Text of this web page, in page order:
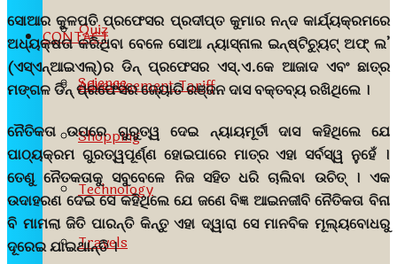
CONTACT
Advertisement Tariff
Quiz
Science
Shopping
Technology
Travels
ସୋଆର କୁଳପତି ପ୍ରଫେସର ପ୍ରଦୀପ୍ତ କୁମାର ନନ୍ଦ କାର୍ଯ୍ୟକ୍ରମରେ
ଅଧ୍ୟକ୍ଷତା କରିଥିବା ବେଳେ ସୋଆ ନ୍ୟାସ୍ନାଲ ଇନ୍ଷ୍ଟିଚ୍ୟୁଟ୍ ଅଫ୍ ଲ’
(ଏସ୍ଏନ୍ଆଇଏଲ୍)ର ଡିନ୍ ପ୍ରଫେସର ଏସ୍.ଏ.କେ ଆଜାଦ ଏବଂ ଛାତ୍ର
ମଙ୍ଗଳ ଡିନ୍ ପ୍ରଫେସର ଜ୍ୟୋତି ରଞ୍ଜନ ଦାସ ବକ୍ତବ୍ୟ ରଖିଥିଲେ ।
ନୈତିକତା ଉପରେ ଗୁରୁତ୍ୱ ଦେଇ ନ୍ୟାୟମୂର୍ତୀ ଦାସ କହିଥିଲେ ଯେ
ପାଠ୍ୟକ୍ରମ ଗୁରତ୍ୱପୂର୍ଣ୍ଣ ହୋଇପାରେ ମାତ୍ର ଏହା ସର୍ବସ୍ୱ ନୁହେଁ ।
ତେଣୁ ନୈତକତାକୁ ସବୁବେଳେ ନିଜ ସହିତ ଧରି ଚାଲିବା ଉଚିତ୍ । ଏକ
ଉଦାହରଣ ଦେଇ ସେ କହିଥିଲେ ଯେ ଜଣେ ବିଜ୍ଞ ଆଇନଜୀବି ନୈତିକତା ବିନା
ବି ମାମଲା ଜିତି ପାରନ୍ତି କିନ୍ତୁ ଏହା ଦ୍ୱାରା ସେ ମାନବିକ ମୂଲ୍ୟବୋଧରୁ
ଦୂରେଇ ଯାଇଥାନ୍ତି ।